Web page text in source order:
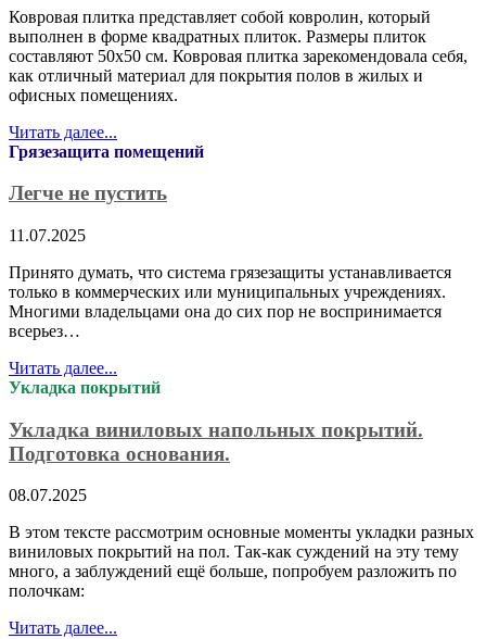
Ковровая плитка представляет собой ковролин, который
выполнен в форме квадратных плиток. Размеры плиток
составляют 50х50 см. Ковровая плитка зарекомендовала себя,
как отличный материал для покрытия полов в жилых и
офисных помещениях.
Читать далее...
Грязезащита помещений
Легче не пустить
11.07.2025
Принято думать, что система грязезащиты устанавливается
только в коммерческих или муниципальных учреждениях.
Многими владельцами она до сих пор не воспринимается
всерьез…
Читать далее...
Укладка покрытий
Укладка виниловых напольных покрытий.
Подготовка основания.
08.07.2025
В этом тексте рассмотрим основные моменты укладки разных
виниловых покрытий на пол. Так-как суждений на эту тему
много, а заблуждений ещё больше, попробуем разложить по
полочкам:
Читать далее...